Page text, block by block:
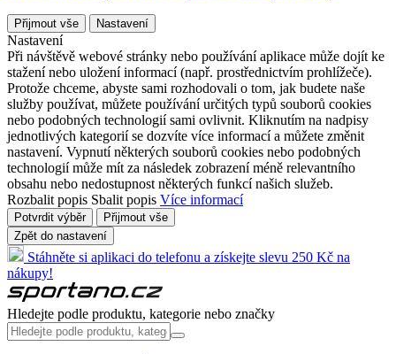
Přijmout vše Nastavení
Nastavení
Při návštěvě webové stránky nebo používání aplikace může dojít ke
stažení nebo uložení informací (např. prostřednictvím prohlížeče).
Protože chceme, abyste sami rozhodovali o tom, jak budete naše
služby používat, můžete používání určitých typů souborů cookies
nebo podobných technologií sami ovlivnit. Kliknutím na nadpisy
jednotlivých kategorií se dozvíte více informací a můžete změnit
nastavení. Vypnutí některých souborů cookies nebo podobných
technologií může mít za následek zobrazení méně relevantního
obsahu nebo nedostupnost některých funkcí našich služeb.
Rozbalit popis Sbalit popis Více informací
Potvrdit výběr
Přijmout vše
Zpět do nastavení
Stáhněte si aplikaci do telefonu a získejte slevu 250 Kč na
nákupy!
Hledejte podle produktu, kategorie nebo značky